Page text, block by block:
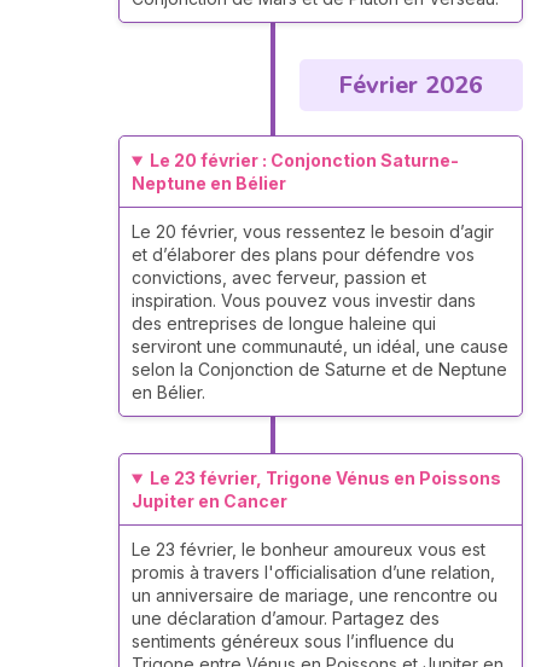
Février 2026
Le 20 février : Conjonction Saturne-
Neptune en Bélier
Le 20 février, vous ressentez le besoin d’agir
et d’élaborer des plans pour défendre vos
convictions, avec ferveur, passion et
inspiration. Vous pouvez vous investir dans
des entreprises de longue haleine qui
serviront une communauté, un idéal, une cause
selon la Conjonction de Saturne et de Neptune
en Bélier.
Le 23 février, Trigone Vénus en Poissons
Jupiter en Cancer
Le 23 février, le bonheur amoureux vous est
promis à travers l'officialisation d’une relation,
un anniversaire de mariage, une rencontre ou
une déclaration d’amour. Partagez des
sentiments généreux sous l’influence du